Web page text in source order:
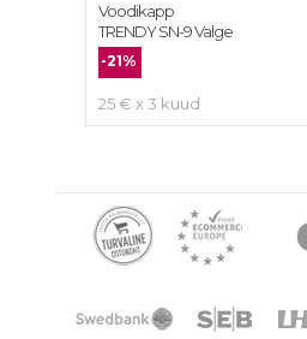
-21%
25 € x 3 kuud
Voodikapp
TRENDY SN-9 Valge